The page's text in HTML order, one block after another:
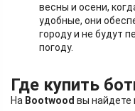
весны и осени,
удобные, они
городу и не будут
погоду.
Где купить
На Bootwood вы найдете